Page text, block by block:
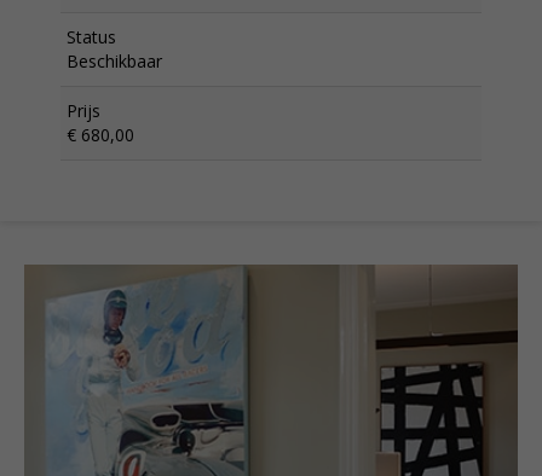
Status
Beschikbaar
Prijs
€ 680,00